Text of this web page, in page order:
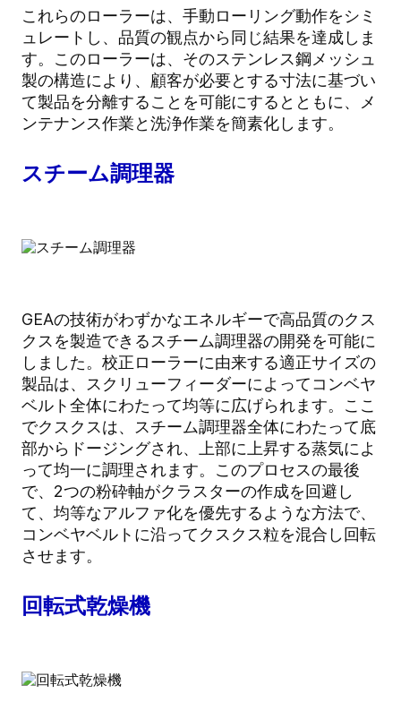
これらのローラーは、手動ローリング動作をシミ
ュレートし、品質の観点から同じ結果を達成しま
す。このローラーは、そのステンレス鋼メッシュ
製の構造により、顧客が必要とする寸法に基づい
て製品を分離することを可能にするとともに、メ
ンテナンス作業と洗浄作業を簡素化します。
スチーム調理器
GEAの技術がわずかなエネルギーで高品質のクス
クスを製造できるスチーム調理器の開発を可能に
しました。校正ローラーに由来する適正サイズの
製品は、スクリューフィーダーによってコンベヤ
ベルト全体にわたって均等に広げられます。ここ
でクスクスは、スチーム調理器全体にわたって底
部からドージングされ、上部に上昇する蒸気によ
って均一に調理されます。このプロセスの最後
で、2つの粉砕軸がクラスターの作成を回避し
て、均等なアルファ化を優先するような方法で、
コンベヤベルトに沿ってクスクス粒を混合し回転
させます。
回転式乾燥機